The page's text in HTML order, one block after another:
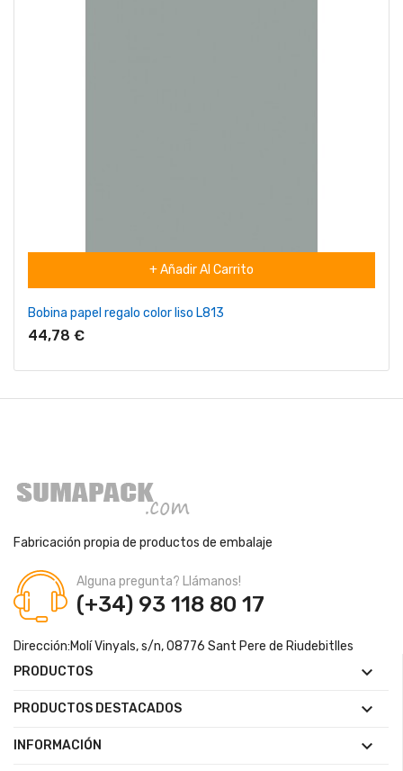
+ Añadir Al Carrito
Bobina papel regalo color liso L813
44,78 €
Fabricación propia de productos de embalaje
Alguna pregunta? Llámanos!
(+34) 93 118 80 17
Dirección:Molí Vinyals, s/n, 08776 Sant Pere de Riudebitlles
PRODUCTOS

PRODUCTOS DESTACADOS 
INFORMACIÓN 